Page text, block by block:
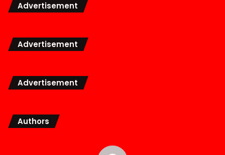
Advertisement
Advertisement
Advertisement
Authors